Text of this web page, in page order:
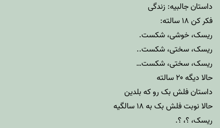
داستان جالبیه: زندگی
فکر کن ۱۸ سالته:
ریسک، خوشی، شکست.
ریسک، سختی، شکست..
ریسک، سختی، شکست…
حالا دیگه ۲۰ سالته
داستان فلش بک رو که بلدین
حالا نوبت فلش بک به ۱۸ سالگیه
ریسک، ؟، ؟.